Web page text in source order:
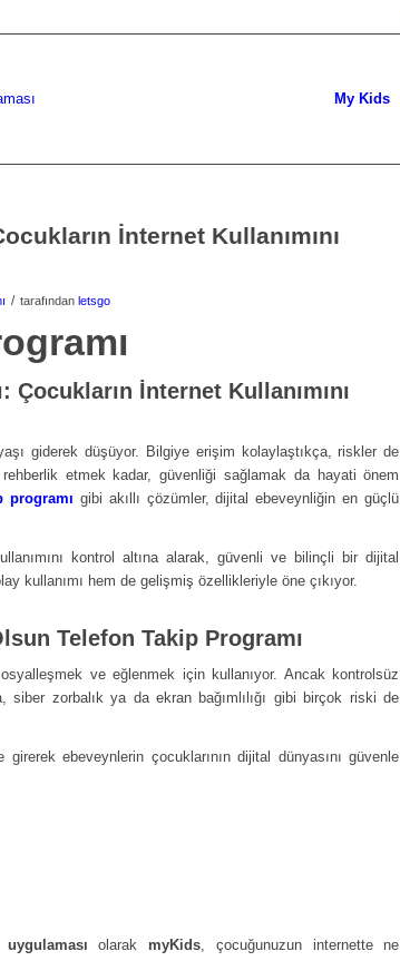
My Kids
İnternet Kullanımını
/ tarafından letsgo
Çocukların İnternet Kullanımını
giderek düşüyor. Bilgiye erişim kolaylaştıkça, riskler de
etmek kadar, güvenliği sağlamak da hayati önem
programı gibi akıllı çözümler, dijital ebeveynliğin en güçlü
kontrol altına alarak, güvenli ve bilinçli bir dijital
kullanımı hem de gelişmiş özellikleriyle öne çıkıyor.
Telefon Takip Programı
ve eğlenmek için kullanıyor. Ancak kontrolsüz
siber zorbalık ya da ekran bağımlılığı gibi birçok riski de
ebeveynlerin çocuklarının dijital dünyasını güvenle
olarak myKids, çocuğunuzun internette ne